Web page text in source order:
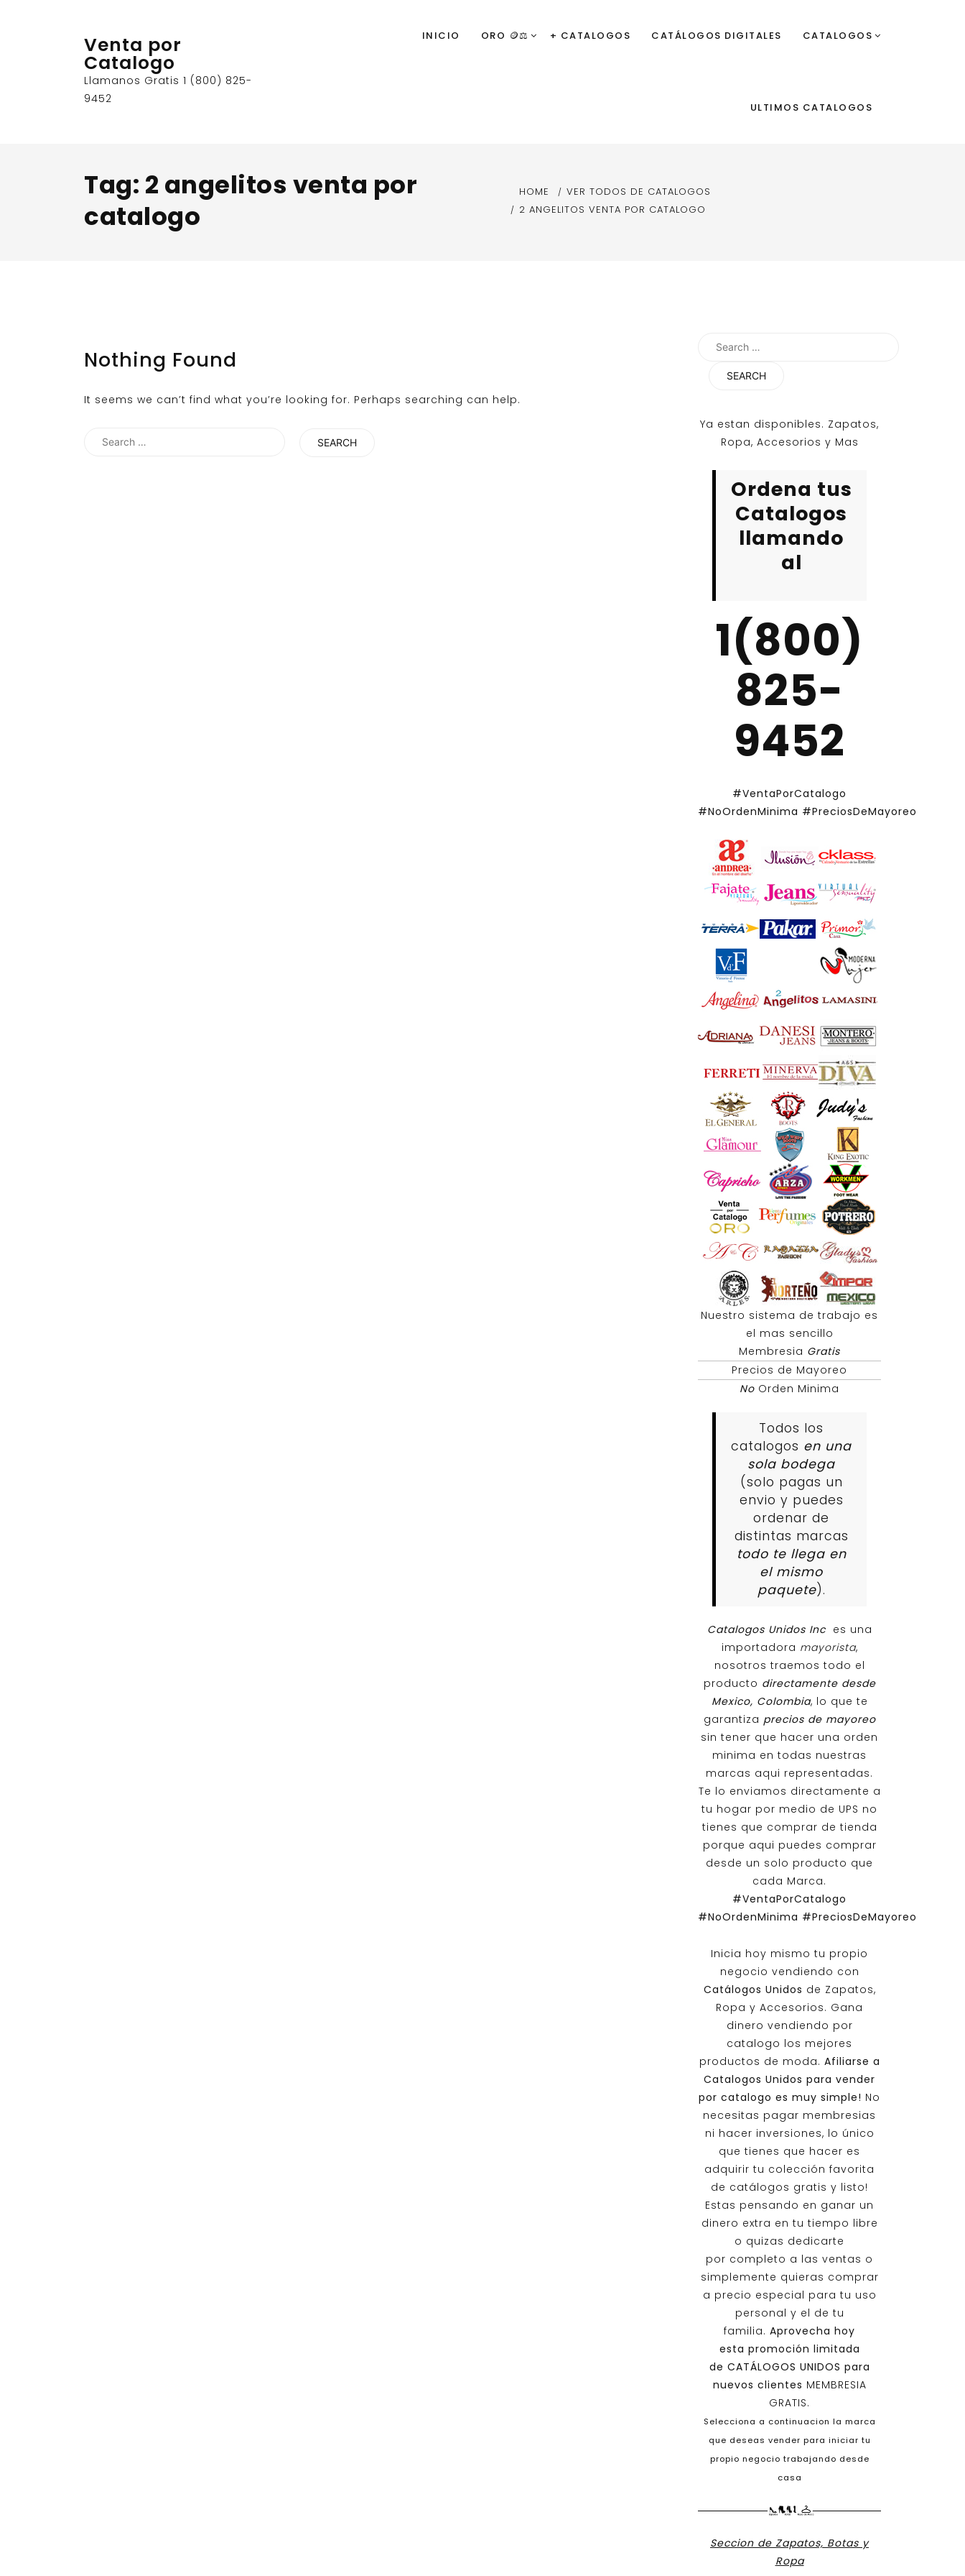
Venta por
Catalogo
Llamanos Gratis 1 (800) 825-
9452
INICIO ORO 🪙⚖️ + CATALOGOS CATÁLOGOS DIGITALES CATALOGOS
ULTIMOS CATALOGOS
Tag: 2 angelitos venta por
catalogo
HOME
VER TODOS DE CATALOGOS
2 ANGELITOS VENTA POR CATALOGO
Nothing Found
It seems we can’t find what you’re looking for. Perhaps searching can help.
Search
Search
Ya estan disponibles. Zapatos,
Ropa, Accesorios y Mas
Ordena tus
Catalogos
llamando
al
1(800)
825-
9452
#VentaPorCatalogo
#NoOrdenMinima #PreciosDeMayoreo
Nuestro sistema de trabajo es
el mas sencillo
Membresia Gratis
Precios de Mayoreo
No Orden Minima
Todos los
catalogos en una
sola bodega
(solo pagas un
envio y puedes
ordenar de
distintas marcas
todo te llega en
el mismo
paquete).
Catalogos Unidos Inc es una
importadora mayorista,
nosotros traemos todo el
producto directamente desde
Mexico, Colombia, lo que te
garantiza precios de mayoreo
sin tener que hacer una orden
minima en todas nuestras
marcas aqui representadas.
Te lo enviamos directamente a
tu hogar por medio de UPS no
tienes que comprar de tienda
porque aqui puedes comprar
desde un solo producto que
cada Marca.
#VentaPorCatalogo
#NoOrdenMinima #PreciosDeMayoreo
Inicia hoy mismo tu propio
negocio vendiendo con
Catálogos Unidos de Zapatos,
Ropa y Accesorios. Gana
dinero vendiendo por
catalogo los mejores
productos de moda. Afiliarse a
Catalogos Unidos para vender
por catalogo es muy simple! No
necesitas pagar membresias
ni hacer inversiones, lo único
que tienes que hacer es
adquirir tu colección favorita
de catálogos gratis y listo!
Estas pensando en ganar un
dinero extra en tu tiempo libre
o quizas dedicarte
por completo a las ventas o
simplemente quieras comprar
a precio especial para tu uso
personal y el de tu
familia. Aprovecha hoy
esta promoción limitada
de CATÁLOGOS UNIDOS para
nuevos clientes MEMBRESIA
GRATIS.
Selecciona a continuacion la marca
que deseas vender para iniciar tu
propio negocio trabajando desde
casa
Seccion de Zapatos, Botas y
Ropa